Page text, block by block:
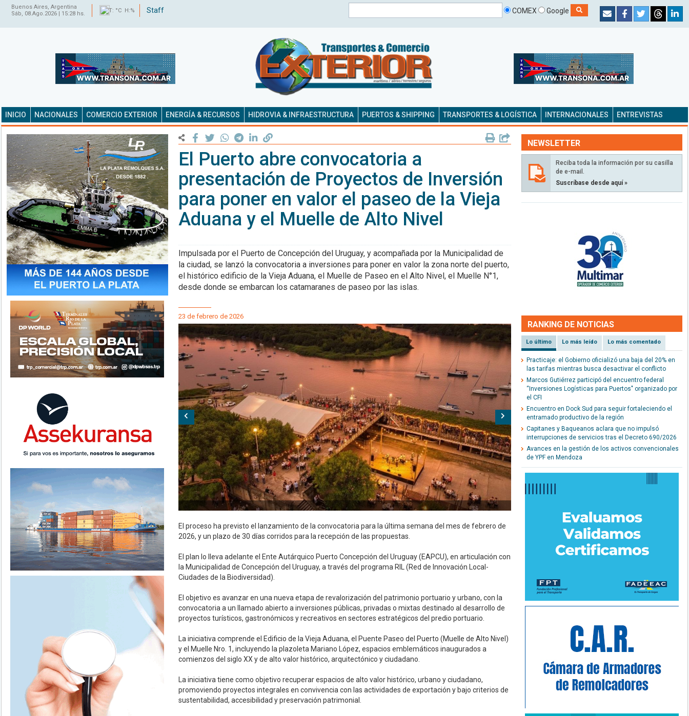
Buenos Aires, Argentina
Sáb, 08.Ago.2026 | 15:28 hs.
T: °C H:% Staff COMEX Google
INICIO NACIONALES COMERCIO EXTERIOR ENERGÍA & RECURSOS HIDROVIA & INFRAESTRUCTURA PUERTOS & SHIPPING TRANSPORTES & LOGÍSTICA INTERNACIONALES ENTREVISTAS
El Puerto abre convocatoria a
presentación de Proyectos de Inversión
para poner en valor el paseo de la Vieja
Aduana y el Muelle de Alto Nivel
Impulsada por el Puerto de Concepción del Uruguay, y acompañada por la Municipalidad de
la ciudad, se lanzó la convocatoria a inversiones para poner en valor la zona norte del puerto,
el histórico edificio de la Vieja Aduana, el Muelle de Paseo en el Alto Nivel, el Muelle N°1,
desde donde se embarcan los catamaranes de paseo por las islas.
23 de febrero de 2026
Anterior Siguiente
El proceso ha previsto el lanzamiento de la convocatoria para la última semana del mes de febrero de
2026, y un plazo de 30 días corridos para la recepción de las propuestas.
El plan lo lleva adelante el Ente Autárquico Puerto Concepción del Uruguay (EAPCU), en articulación con
la Municipalidad de Concepción del Uruguay, a través del programa RIL (Red de Innovación Local-
Ciudades de la Biodiversidad).
El objetivo es avanzar en una nueva etapa de revalorización del patrimonio portuario y urbano, con la
convocatoria a un llamado abierto a inversiones públicas, privadas o mixtas destinado al desarrollo de
proyectos turísticos, gastronómicos y recreativos en sectores estratégicos del predio portuario.
La iniciativa comprende el Edificio de la Vieja Aduana, el Puente Paseo del Puerto (Muelle de Alto Nivel)
y el Muelle Nro. 1, incluyendo la plazoleta Mariano López, espacios emblemáticos inaugurados a
comienzos del siglo XX y de alto valor histórico, arquitectónico y ciudadano.
La iniciativa tiene como objetivo recuperar espacios de alto valor histórico, urbano y ciudadano,
promoviendo proyectos integrales en convivencia con las actividades de exportación y bajo criterios de
sustentabilidad, accesibilidad y preservación patrimonial.
NEWSLETTER
Reciba toda la información por su casilla
de e-mail.
Suscríbase desde aquí »
RANKING DE NOTICIAS
Lo último Lo más leído Lo más comentado
Practicaje: el Gobierno oficializó una baja del 20% en
las tarifas mientras busca desactivar el conflicto
Marcos Gutiérrez participó del encuentro federal
“Inversiones Logísticas para Puertos" organizado por
el CFI
Encuentro en Dock Sud para seguir fortaleciendo el
entramado productivo de la región
Capitanes y Baqueanos aclara que no impulsó
interrupciones de servicios tras el Decreto 690/2026
Avances en la gestión de los activos convencionales
de YPF en Mendoza